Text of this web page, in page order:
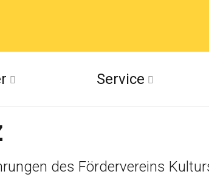
Service
des Fördervereins